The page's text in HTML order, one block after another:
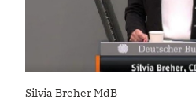
Silvia Breher MdB